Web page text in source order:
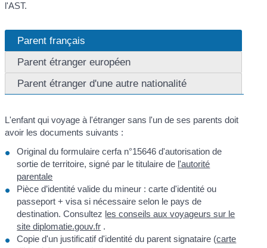
l'AST.
Parent français
Parent étranger européen
Parent étranger d'une autre nationalité
L'enfant qui voyage à l'étranger sans l'un de ses parents doit
avoir les documents suivants :
Original du formulaire cerfa n°15646 d'autorisation de
sortie de territoire, signé par le titulaire de l'autorité
parentale
Pièce d’identité valide du mineur : carte d'identité ou
passeport + visa si nécessaire selon le pays de
destination. Consultez les conseils aux voyageurs sur le
site diplomatie.gouv.fr .
Copie d'un justificatif d'identité du parent signataire (carte